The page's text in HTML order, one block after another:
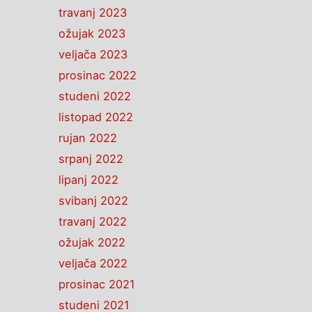
travanj 2023
ožujak 2023
veljača 2023
prosinac 2022
studeni 2022
listopad 2022
rujan 2022
srpanj 2022
lipanj 2022
svibanj 2022
travanj 2022
ožujak 2022
veljača 2022
prosinac 2021
studeni 2021